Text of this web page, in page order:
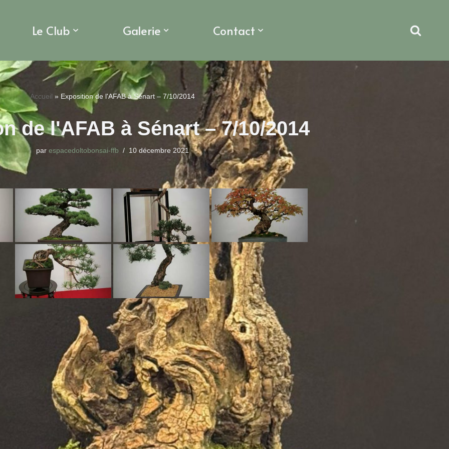
Le Club Galerie Contact
Accueil » Exposition de l'AFAB à Sénart – 7/10/2014
de l'AFAB à Sénart – 7/10/2014
par espacedoltobonsai-ffb 10 décembre 2021